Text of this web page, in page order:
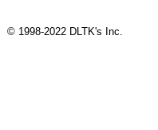
© 1998-2022 DLTK's Inc.